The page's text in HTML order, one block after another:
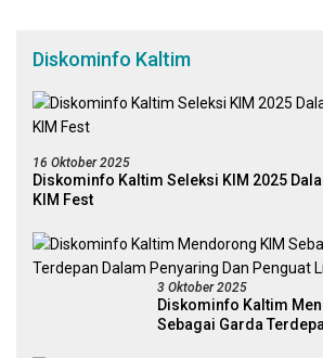
Diskominfo Kaltim
16 Oktober 2025
Diskominfo Kaltim Seleksi KIM 2025
KIM Fest
3 Oktober 2025
Diskominfo Kaltim
Sebagai Garda